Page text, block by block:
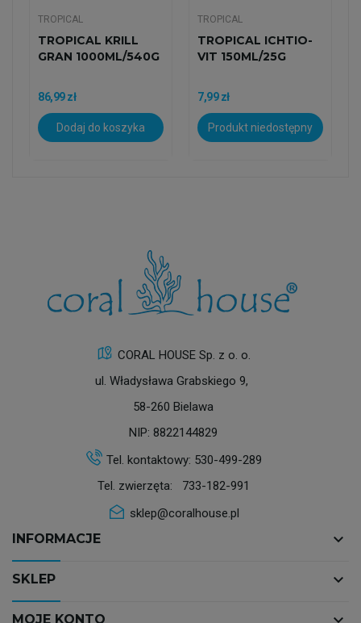
TROPICAL
TROPICAL KRILL
GRAN 1000ML/540G
86,99 zł
Dodaj do koszyka
TROPICAL
TROPICAL ICHTIO-
VIT 150ML/25G
7,99 zł
Produkt niedostępny
CORAL HOUSE Sp. z o. o.
ul. Władysława Grabskiego 9,
58-260 Bielawa
NIP: 8822144829
Tel. kontaktowy: 530-499-289
Tel. zwierzęta: 733-182-991
sklep@coralhouse.pl
INFORMACJE keyboard_arrow_down
SKLEP keyboard_arrow_down
MOJE KONTO